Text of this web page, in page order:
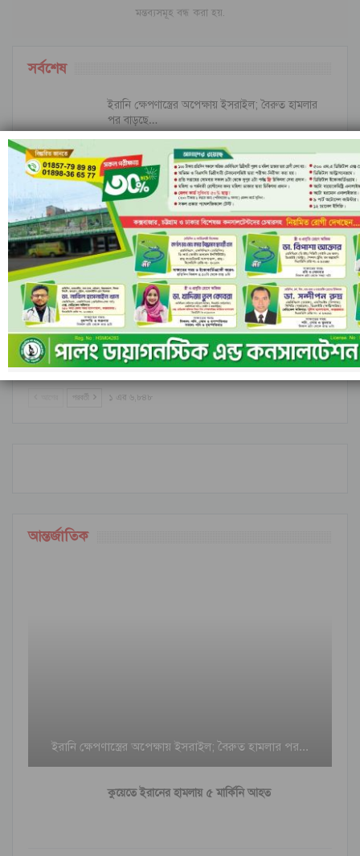
মন্তব্যসমূহ বন্ধ করা হয়.
সর্বশেষ
ইরানি ক্ষেপণাস্ত্রের অপেক্ষায় ইসরাইল; বৈরুত হামলার
পর বাড়ছে…
ইসলামী ব্যাংকের পরিচালনা পর্ষদ বাতিল ঘোষণা
নীল ঢেউয়ের জোয়ারে গোল করে ইতিহাস কুরাসাওয়ের
রাঙামাটির বরকলে নৌকাডুবি, নিখোঁজ ১
১ এর ৬,৮৪৮
আন্তর্জাতিক
ইরানি ক্ষেপণাস্ত্রের অপেক্ষায় ইসরাইল; বৈরুত হামলার পর…
কুয়েতে ইরানের হামলায় ৫ মার্কিনি আহত